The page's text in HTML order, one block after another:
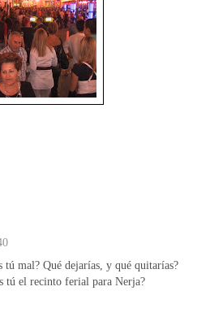
tú mal? Qué dejarías, y qué quitarías?
tú el recinto ferial para Nerja?